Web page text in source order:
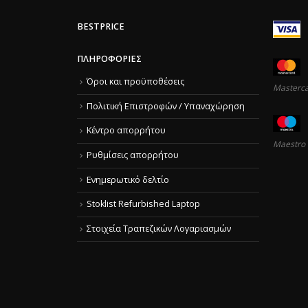
BESTPRICE
ΠΛΗΡΟΦΟΡΊΕΣ
Όροι και προϋποθέσεις
Πολιτική Επιστροφών / Υπαναχώρηση
Κέντρο απορρήτου
Ρυθμίσεις απορρήτου
Ενημερωτικό δελτίο
Stoklist Refurbished Laptop
Στοιχεία Τραπεζικών Λογαριασμών
Maestro